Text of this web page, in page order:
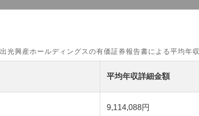
出光興産ホールディングスの有価証券報告書による平均年収
平均年収詳細金額
9,114,088円